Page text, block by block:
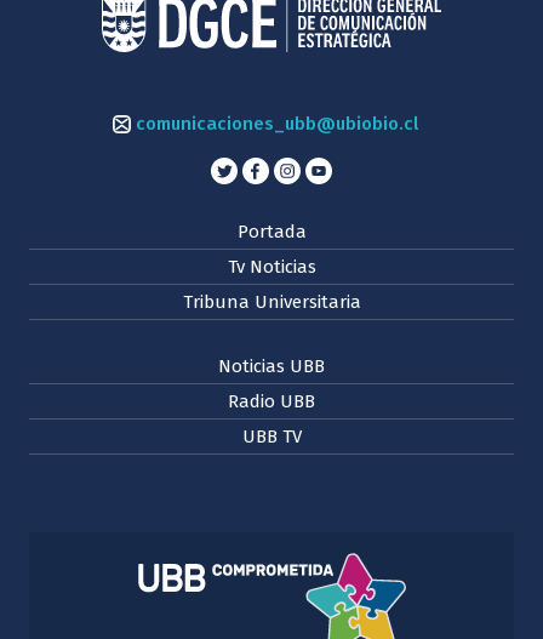
comunicaciones_ubb@ubiobio.cl
Portada
Tv Noticias
Tribuna Universitaria
Noticias UBB
Radio UBB
UBB TV